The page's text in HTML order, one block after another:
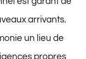
arrivants.
un lieu de
propres